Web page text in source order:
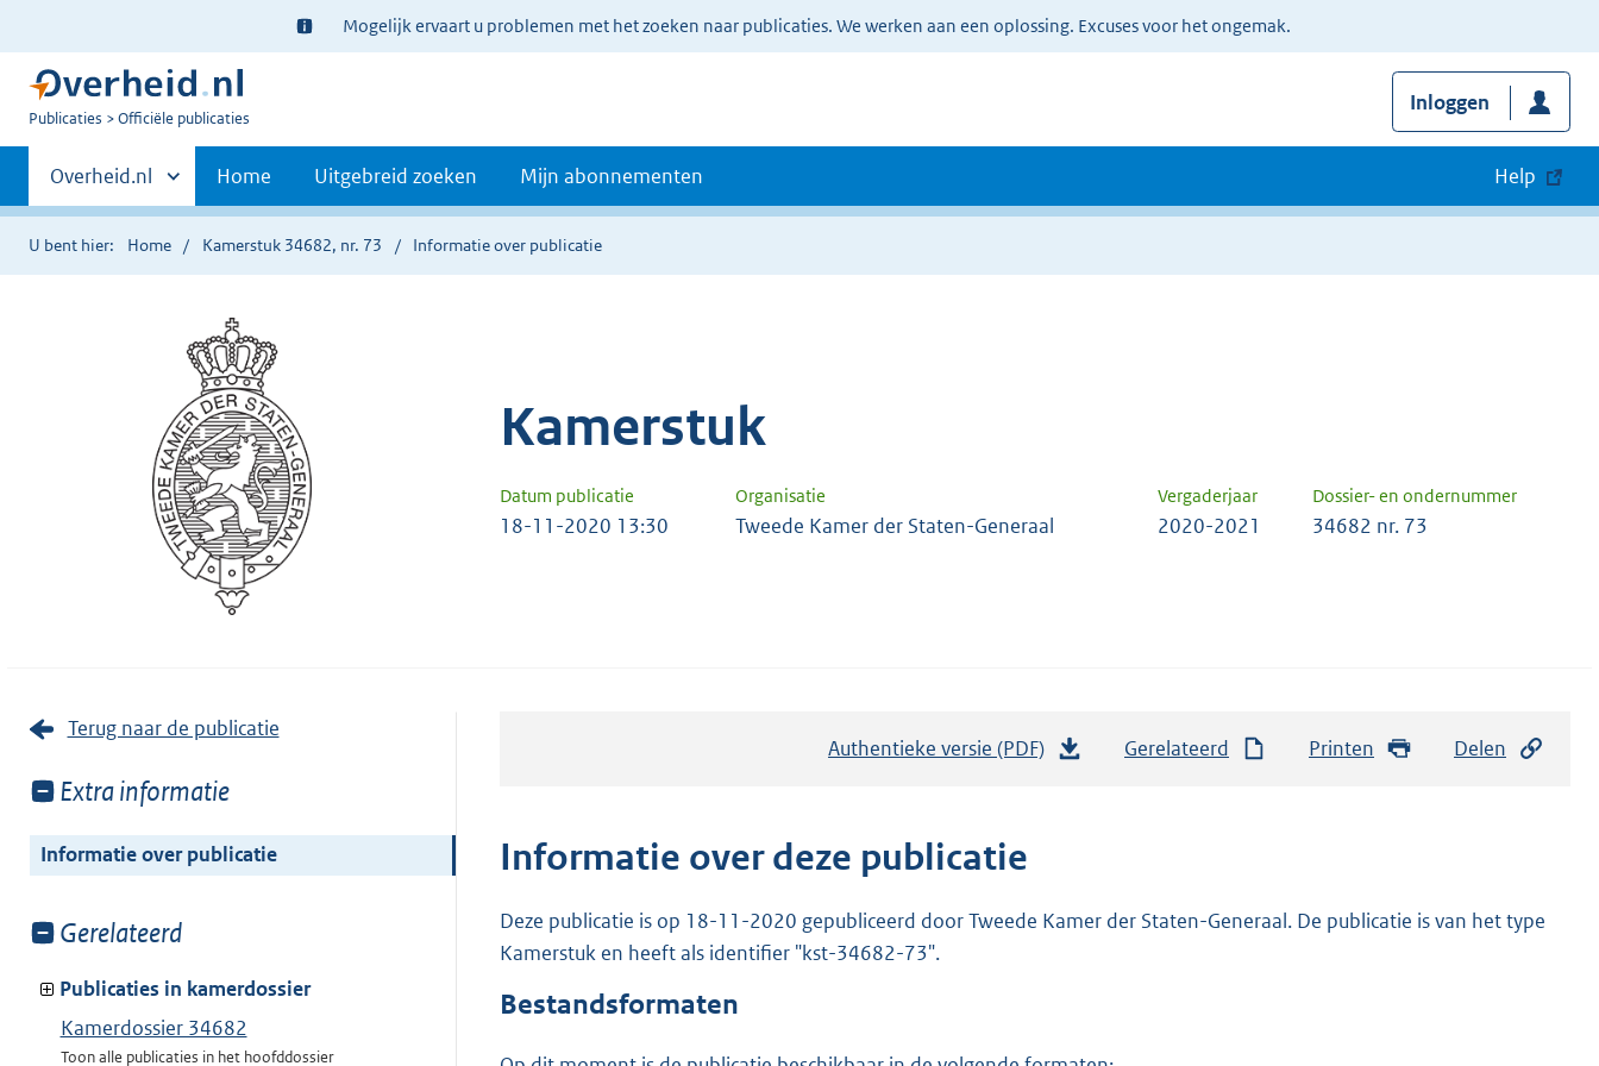
Ter
informatie:
Mogelijk ervaart u problemen met het zoeken naar publicaties. We werken aan een oplossing. Excuses voor het ongemak.
U
Publicaties Officiële publicaties
Inloggen
Primaire
navigatie
Andere
sites
binnen
Overheid.nl Home Uitgebreid zoeken Mijn abonnementen Help
U bent hier: Home Kamerstuk 34682, nr. 73 Informatie over publicatie
Kamerstuk
Datum publicatie Organisatie Vergaderjaar Dossier- en ondernummer
18-11-2020 13:30 Tweede Kamer der Staten-Generaal 2020-2021 34682 nr. 73
Terug naar de publicatie
Toon
van:
Extra informatie
Informatie over publicatie
Toon
van:
Gerelateerd
Publicaties in kamerdossier
Kamerdossier 34682
Toon alle publicaties in het hoofddossier
Authentieke versie (PDF)
n
Gerelateerd Printen Delen
Informatie over deze publicatie
Deze publicatie is op 18-11-2020 gepubliceerd door Tweede Kamer der Staten-Generaal. De publicatie is van het type
Kamerstuk en heeft als identifier "kst-34682-73".
Bestandsformaten